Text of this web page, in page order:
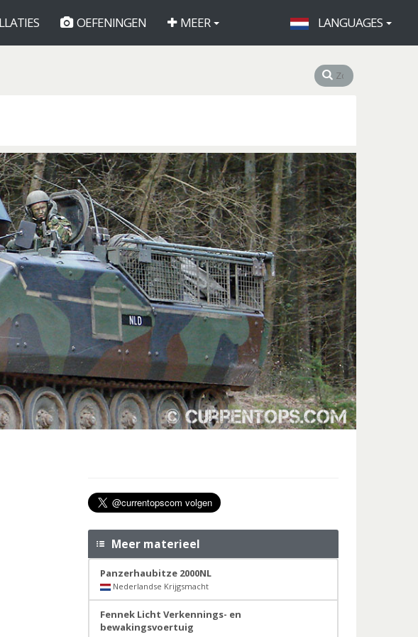
OEFENINGEN MEER LANGUAGES
Meer materieel
Panzerhaubitze 2000NL
Nederlandse Krijgsmacht
Fennek Licht Verkennings- en
bewakingsvoertuig